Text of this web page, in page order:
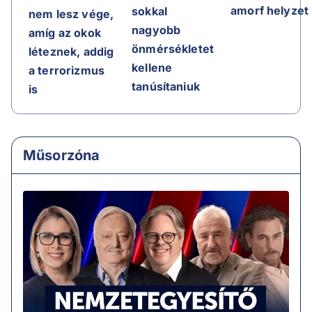
nem lesz vége,
amíg az okok
léteznek, addig
a terrorizmus
is
sokkal
nagyobb
önmérsékletet
kellene
tanúsítaniuk
amorf helyzet
Műsorzóna